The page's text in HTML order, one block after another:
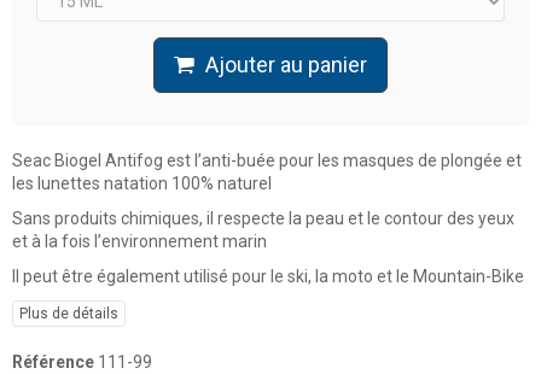
Ajouter au panier
Seac Biogel Antifog est l’anti-buée pour les masques de plongée et
les lunettes natation 100% naturel
Sans produits chimiques, il respecte la peau et le contour des yeux
et à la fois l’environnement marin
Il peut être également utilisé pour le ski, la moto et le Mountain-Bike
Plus de détails
Référence 111-99